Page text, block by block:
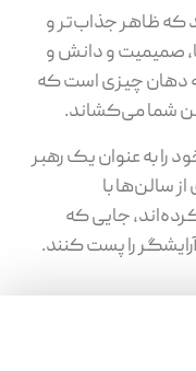
که ظاهر جذاب‌تر و
صمیمیت و دانش و
دهان چیزی است که
شما می‌کشاند.
را به عنوان یک رهبر
سالن‌ها با
جایی که
را پست کنند.